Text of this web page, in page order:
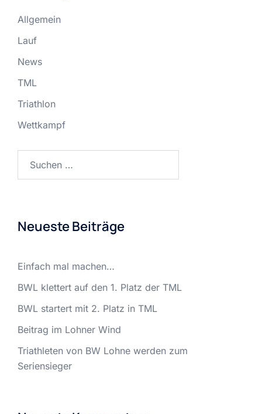
Allgemein
Lauf
News
TML
Triathlon
Wettkampf
nach:
Neueste Beiträge
Einfach mal machen…
BWL klettert auf den 1. Platz der TML
BWL startert mit 2. Platz in TML
Beitrag im Lohner Wind
Triathleten von BW Lohne werden zum
Seriensieger